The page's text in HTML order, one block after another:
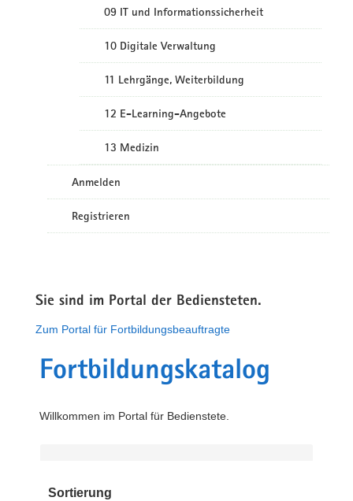
09 IT und Informationssicherheit
10 Digitale Verwaltung
11 Lehrgänge, Weiterbildung
12 E-Learning-Angebote
13 Medizin
Anmelden
Registrieren
Sie sind im Portal der Bediensteten.
Zum Portal für Fortbildungsbeauftragte
Fortbildungskatalog
Willkommen im Portal für Bedienstete.
Sortierung